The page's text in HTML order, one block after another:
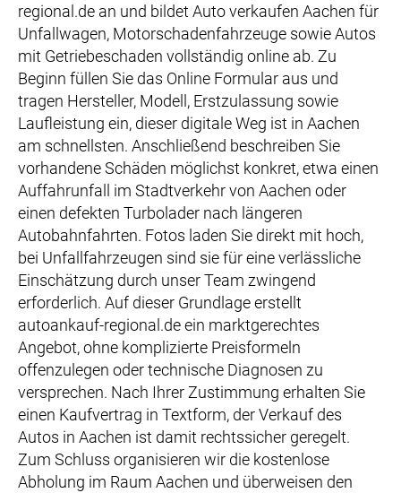
regional.de an und bildet Auto verkaufen Aachen für
Unfallwagen, Motorschadenfahrzeuge sowie Autos
mit Getriebeschaden vollständig online ab. Zu
Beginn füllen Sie das Online Formular aus und
tragen Hersteller, Modell, Erstzulassung sowie
Laufleistung ein, dieser digitale Weg ist in Aachen
am schnellsten. Anschließend beschreiben Sie
vorhandene Schäden möglichst konkret, etwa einen
Auffahrunfall im Stadtverkehr von Aachen oder
einen defekten Turbolader nach längeren
Autobahnfahrten. Fotos laden Sie direkt mit hoch,
bei Unfallfahrzeugen sind sie für eine verlässliche
Einschätzung durch unser Team zwingend
erforderlich. Auf dieser Grundlage erstellt
autoankauf-regional.de ein marktgerechtes
Angebot, ohne komplizierte Preisformeln
offenzulegen oder technische Diagnosen zu
versprechen. Nach Ihrer Zustimmung erhalten Sie
einen Kaufvertrag in Textform, der Verkauf des
Autos in Aachen ist damit rechtssicher geregelt.
Zum Schluss organisieren wir die kostenlose
Abholung im Raum Aachen und überweisen den